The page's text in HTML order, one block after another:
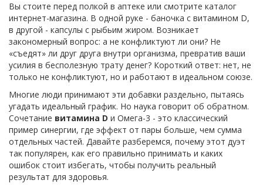
Вы стоите перед полкой в аптеке или смотрите каталог
интернет-магазина. В одной руке - баночка с витамином D,
в другой - капсулы с рыбьим жиром. Возникает
закономерный вопрос: а не конфликтуют ли они? Не
«съедят» ли друг друга внутри организма, превратив ваши
усилия в бесполезную трату денег? Короткий ответ: нет, не
только не конфликтуют, но и работают в идеальном союзе.
Многие люди принимают эти добавки раздельно, пытаясь
угадать идеальный график. Но наука говорит об обратном.
Сочетание витамина D и Омега-3 - это классический
пример синергии, где эффект от пары больше, чем сумма
отдельных частей. Давайте разберемся, почему этот дуэт
так популярен, как его правильно принимать и каких
ошибок стоит избегать, чтобы получить реальный
результат для здоровья.